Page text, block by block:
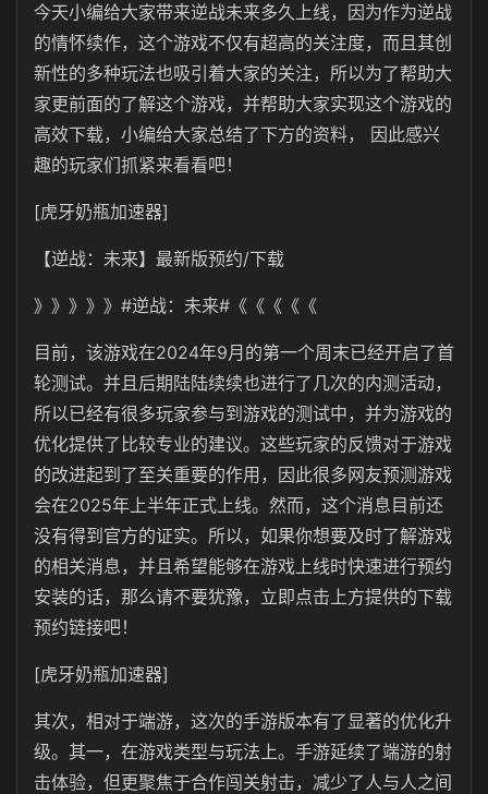
今天小编给大家带来逆战未来多久上线，因为作为逆战
的情怀续作，这个游戏不仅有超高的关注度，而且其创
新性的多种玩法也吸引着大家的关注，所以为了帮助大
家更前面的了解这个游戏，并帮助大家实现这个游戏的
高效下载，小编给大家总结了下方的资料， 因此感兴
趣的玩家们抓紧来看看吧！
[虎牙奶瓶加速器]
【逆战：未来】最新版预约/下载
》》》》》#逆战：未来#《《《《《
目前，该游戏在2024年9月的第一个周末已经开启了首
轮测试。并且后期陆陆续续也进行了几次的内测活动，
所以已经有很多玩家参与到游戏的测试中，并为游戏的
优化提供了比较专业的建议。这些玩家的反馈对于游戏
的改进起到了至关重要的作用，因此很多网友预测游戏
会在2025年上半年正式上线。然而，这个消息目前还
没有得到官方的证实。所以，如果你想要及时了解游戏
的相关消息，并且希望能够在游戏上线时快速进行预约
安装的话，那么请不要犹豫，立即点击上方提供的下载
预约链接吧！
[虎牙奶瓶加速器]
其次，相对于端游，这次的手游版本有了显著的优化升
级。其一，在游戏类型与玩法上。手游延续了端游的射
击体验，但更聚焦于合作闯关射击，减少了人与人之间